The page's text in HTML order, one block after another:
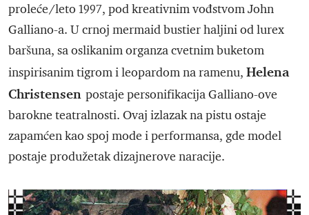
proleće/leto 1997, pod kreativnim vođstvom John
Galliano-a. U crnoj mermaid bustier haljini od lurex
baršuna, sa oslikanim organza cvetnim buketom
inspirisanim tigrom i leopardom na ramenu, Helena
Christensen postaje personifikacija Galliano-ove
barokne teatralnosti. Ovaj izlazak na pistu ostaje
zapamćen kao spoj mode i performansa, gde model
postaje produžetak dizajnerove naracije.